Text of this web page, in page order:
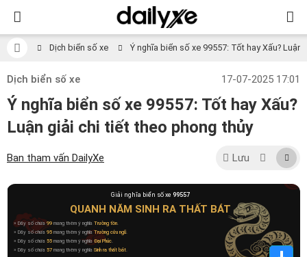
Dịch biển số xe Ý nghĩa biển số xe 99557: Tốt hay Xấu?
Dịch biển số xe 17-07-2025 17:01
Ý nghĩa biển số xe 99557: Tốt hay Xấu?
Luận giải chi tiết theo phong thủy
Ban tham vấn DailyXe Lưu
Giải nghĩa biển số xe 99557
QUANH NĂM SINH RA THẤT BÁT
» Dãy số chứa99 mang thêm ý nghĩa Trường tồn.
» Dãy số chứa 95 mang thêm ý nghĩaTrường cửu ngũ.
» Dãy số chứa 55 mang thêm ý nghĩaĐại Phúc.
» Dãy số chứa 57 mang thêm ý nghĩa Sinh ra thất bát.